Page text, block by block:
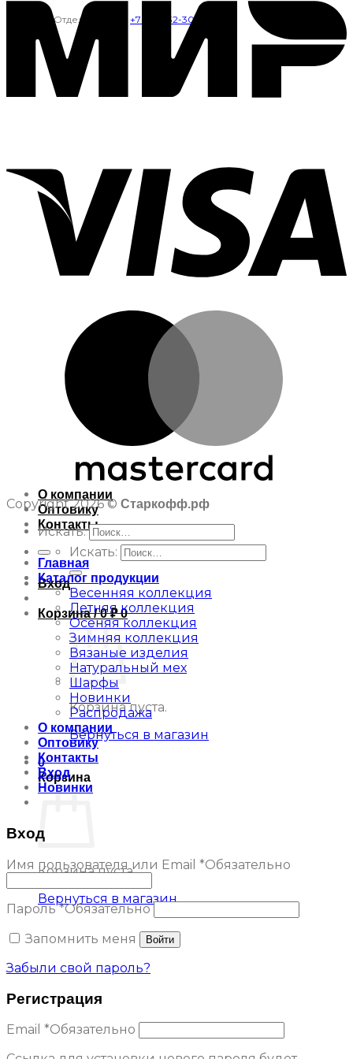
Отдел продаж: +7(912)732-30-20
О компании
Оптовику
Контакты
Искать:
Вход
Корзина /0₽ 0
Корзина пуста.
Вернуться в магазин
0
Корзина
Корзина пуста.
Вернуться в магазин
Copyright 2026 © Старкофф.рф
Искать:
Главная
Каталог продукции
Весенняя коллекция
Летняя коллекция
Осеняя коллекция
Зимняя коллекция
Вязаные изделия
Натуральный мех
Шарфы
Новинки
Распродажа
О компании
Оптовику
Контакты
Вход
Новинки
Вход
Имя пользователя или Email *Обязательно
Пароль*Обязательно
Запомнить меня
Войти
Забыли свой пароль?
Регистрация
Email *Обязательно